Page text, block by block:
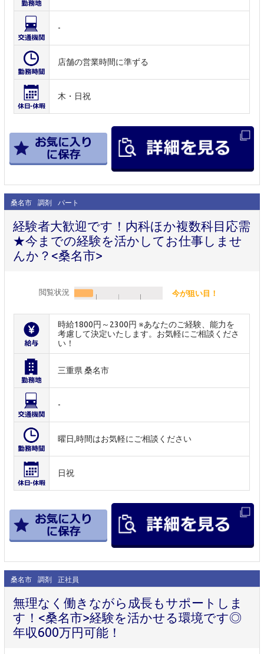
-
店舗の営業時間に準ずる
木・日祝
桑名市 調剤 パート
経験者大歓迎です！内科ほか複数科目応需
★今までの経験を活かしてお仕事しませ
んか？<桑名市>
閲覧状況 今が狙い目！
時給1800円～2300円 ※あなたのご経験、能力を
考慮して決定いたします。お気軽にご相談くださ
い！
三重県 桑名市
-
曜日,時間はお気軽にご相談ください
日祝
桑名市 調剤 正社員
無理なく働きながら成長もサポートしま
す！<桑名市>経験を活かせる環境です◎
年収600万円可能！